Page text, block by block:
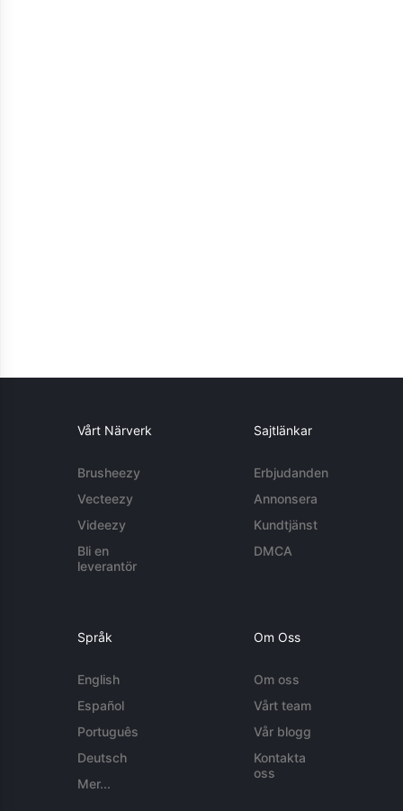
Vårt Närverk
Brusheezy
Vecteezy
Videezy
Bli en
leverantör
Sajtlänkar
Erbjudanden
Annonsera
Kundtjänst
DMCA
Språk
English
Español
Português
Deutsch
Mer...
Om Oss
Om oss
Vårt team
Vår blogg
Kontakta
oss